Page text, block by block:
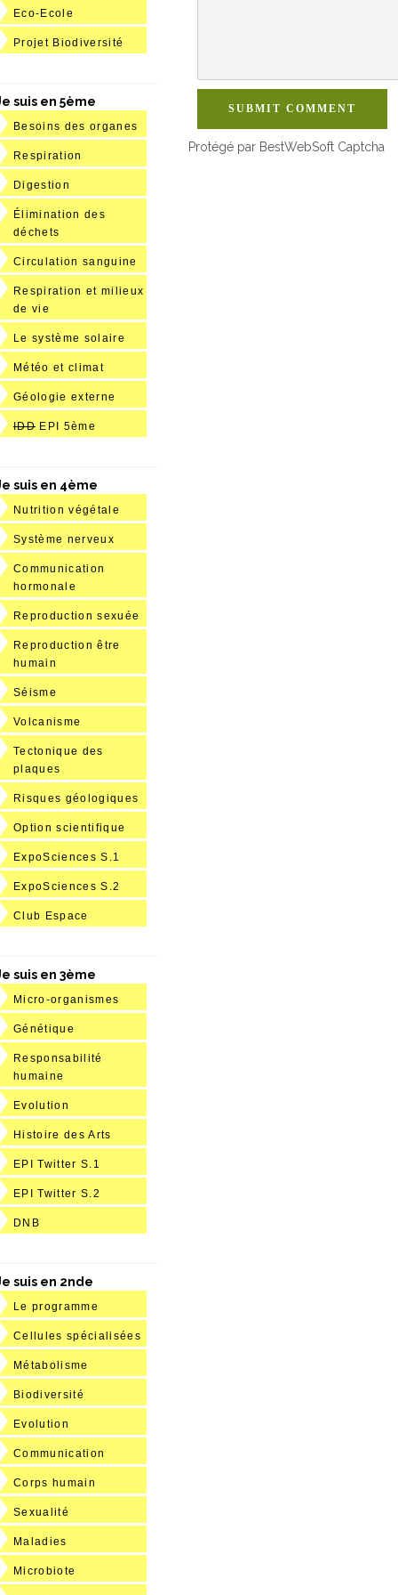
SUBMIT COMMENT
Protégé par BestWebSoft Captcha
Eco-Ecole
Projet Biodiversité
suis en 5ème
Besoins des organes
Respiration
Digestion
Élimination des
déchets
Circulation sanguine
Respiration et milieux
de vie
Le système solaire
Météo et climat
Géologie externe
IDD EPI 5ème
suis en 4ème
Nutrition végétale
Système nerveux
Communication
hormonale
Reproduction sexuée
Reproduction être
humain
Séisme
Volcanisme
Tectonique des
plaques
Risques géologiques
Option scientifique
ExpoSciences S.1
ExpoSciences S.2
Club Espace
suis en 3ème
Micro-organismes
Génétique
Responsabilité
humaine
Evolution
Histoire des Arts
EPI Twitter S.1
EPI Twitter S.2
DNB
suis en 2nde
Le programme
Cellules spécialisées
Métabolisme
Biodiversité
Evolution
Communication
Corps humain
Sexualité
Maladies
Microbiote